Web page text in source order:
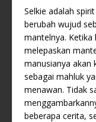
Selkie adalah
berubah wujud
mantelnya. Ketika
melepaskan
manusianya akan
sebagai mahluk
menawan. Tidak
beberapa cerita,